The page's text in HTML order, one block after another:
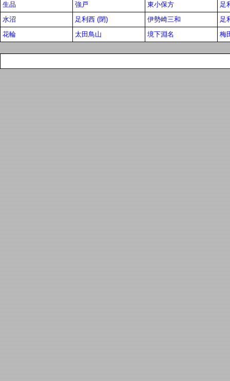
生品
強戸 東小保方
足
水沼
足利西 (閉) 伊勢崎三和
足
花輪
太田鳥山 境下淵名 梅